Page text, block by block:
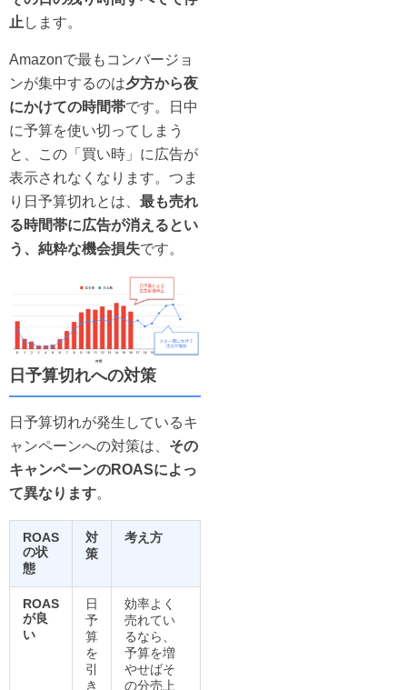
止 します。
Amazonで最もコンバージョ
ンが集中するのは夕方から夜
にかけての時間帯です。日中
に予算を使い切ってしまう
と、この「買い時」に広告が
表示されなくなります。つま
り日予算切れとは、 最も売れ
る時間帯に広告が消えるとい
う、純粋な機会損失です。
日予算切れへの対策
日予算切れが発生しているキ
ャンペーンへの対策は、 その
キャンペーンのROASによっ
て異なります。
ROAS
の状
態
対
策
考え方
ROAS
が良
い
日
予
算
を
引
き
効率よく
売れてい
るなら、
予算を増
やせばそ
の分売上